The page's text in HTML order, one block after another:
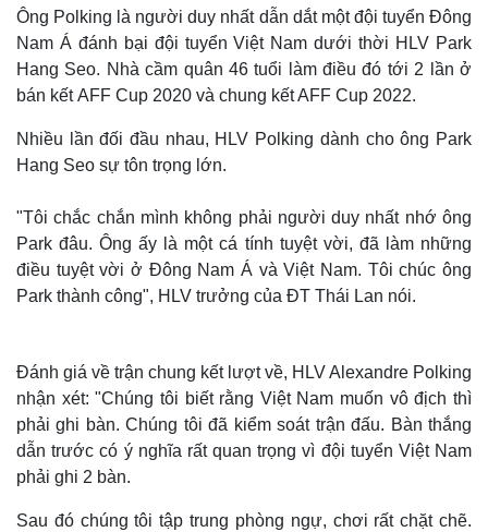
Ông Polking là người duy nhất dẫn dắt một đội tuyển Đông
Nam Á đánh bại đội tuyển Việt Nam dưới thời HLV Park
Hang Seo. Nhà cầm quân 46 tuổi làm điều đó tới 2 lần ở
bán kết AFF Cup 2020 và chung kết AFF Cup 2022.
Nhiều lần đối đầu nhau, HLV Polking dành cho ông Park
Hang Seo sự tôn trọng lớn.
"Tôi chắc chắn mình không phải người duy nhất nhớ ông
Park đâu. Ông ấy là một cá tính tuyệt vời, đã làm những
điều tuyệt vời ở Đông Nam Á và Việt Nam. Tôi chúc ông
Park thành công", HLV trưởng của ĐT Thái Lan nói.
Đánh giá về trận chung kết lượt về, HLV Alexandre Polking
nhận xét: "Chúng tôi biết rằng Việt Nam muốn vô địch thì
phải ghi bàn. Chúng tôi đã kiểm soát trận đấu. Bàn thắng
dẫn trước có ý nghĩa rất quan trọng vì đội tuyển Việt Nam
phải ghi 2 bàn.
Sau đó chúng tôi tập trung phòng ngự, chơi rất chặt chẽ.